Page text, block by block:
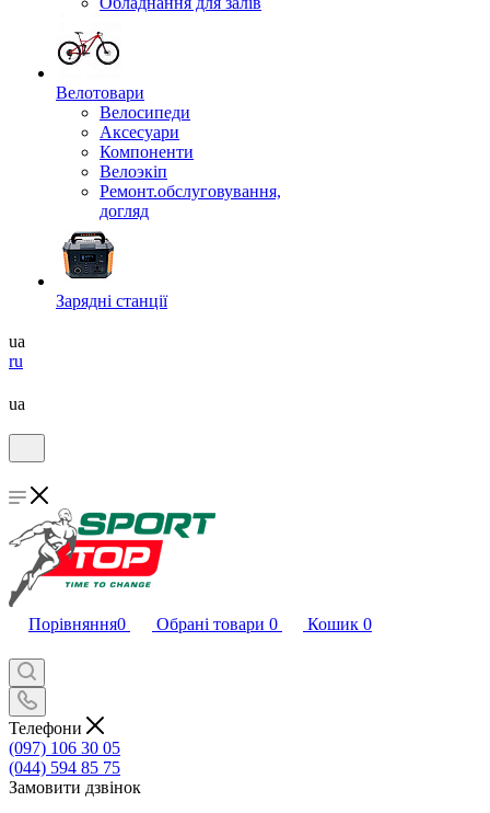
Велотовари
Велосипеди
Аксесуари
Компоненти
Велоэкіп
Ремонт.обслуговування,
догляд
Зарядні станції
ua
ru
ua
Порівняння0 Обрані товари 0 Кошик 0
Телефони
(097) 106 30 05
(044) 594 85 75
Замовити дзвінок